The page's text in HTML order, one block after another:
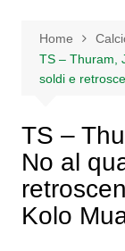
Home
TS – Thuram,
soldi e
TS –
No al
Kolo